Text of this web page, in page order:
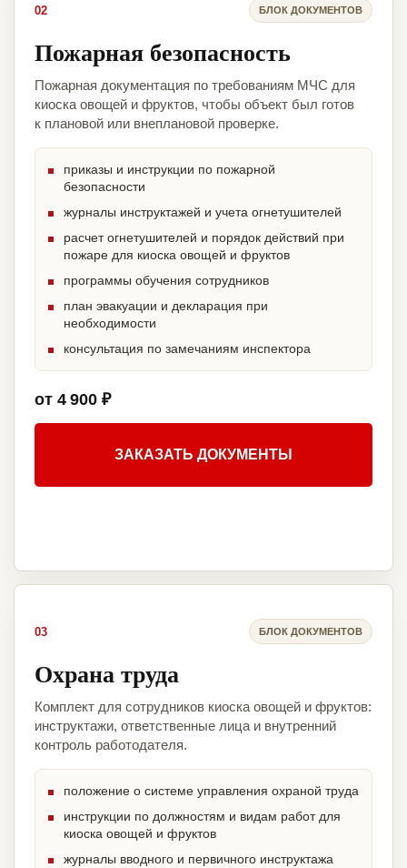
02 БЛОК ДОКУМЕНТОВ
Пожарная безопасность
Пожарная документация по требованиям МЧС для
киоска овощей и фруктов, чтобы объект был готов
к плановой или внеплановой проверке.
приказы и инструкции по пожарной
безопасности
журналы инструктажей и учета огнетушителей
расчет огнетушителей и порядок действий при
пожаре для киоска овощей и фруктов
программы обучения сотрудников
план эвакуации и декларация при
необходимости
консультация по замечаниям инспектора
от 4 900 ₽
ЗАКАЗАТЬ ДОКУМЕНТЫ
03 БЛОК ДОКУМЕНТОВ
Охрана труда
Комплект для сотрудников киоска овощей и фруктов:
инструктажи, ответственные лица и внутренний
контроль работодателя.
положение о системе управления охраной труда
инструкции по должностям и видам работ для
киоска овощей и фруктов
журналы вводного и первичного инструктажа